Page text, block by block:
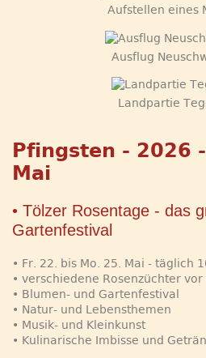
Aufstellen eines
Ausflug
Landpartie
Pfingsten - 2026
Mai
• Tölzer Rosentage - das
Gartenfestival
• Fr. 22. bis Mo. 25. Mai - täglich
• verschiedene Rosenzüchter vor
• Blumen- und Gartenfestival
• Natur- und Lebensthemen
• Musik- und Kleinkunst
• Kulinarische Imbisse und